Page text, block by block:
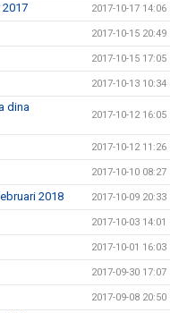
2017-10-17 14:06
2017-10-15 20:49
2017-10-15 17:05
2017-10-13 10:34
dina
2017-10-12 16:05
2017-10-12 11:26
2017-10-10 08:27
2018 2017-10-09 20:33
2017-10-03 14:01
2017-10-01 16:03
2017-09-30 17:07
2017-09-08 20:50